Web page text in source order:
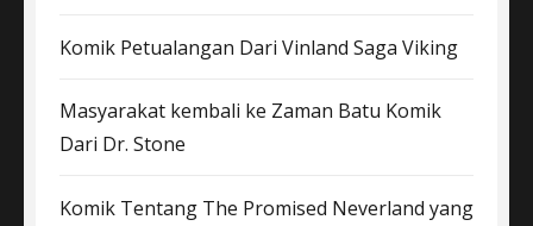
Komik Petualangan Dari Vinland Saga Viking
Masyarakat kembali ke Zaman Batu Komik
Dari Dr. Stone
Komik Tentang The Promised Neverland yang